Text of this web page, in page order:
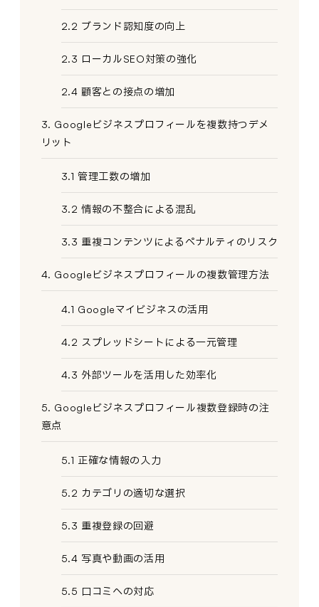
2.2 ブランド認知度の向上
2.3 ローカルSEO対策の強化
2.4 顧客との接点の増加
3. Googleビジネスプロフィールを複数持つデメ
リット
3.1 管理工数の増加
3.2 情報の不整合による混乱
3.3 重複コンテンツによるペナルティのリスク
4. Googleビジネスプロフィールの複数管理方法
4.1 Googleマイビジネスの活用
4.2 スプレッドシートによる一元管理
4.3 外部ツールを活用した効率化
5. Googleビジネスプロフィール複数登録時の注
意点
5.1 正確な情報の入力
5.2 カテゴリの適切な選択
5.3 重複登録の回避
5.4 写真や動画の活用
5.5 口コミへの対応